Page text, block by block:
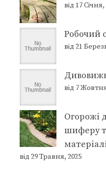
від 17 Січня,
Робочий
від 21
від 7
Огорожі
шиферу
від 29 Травня, 2025